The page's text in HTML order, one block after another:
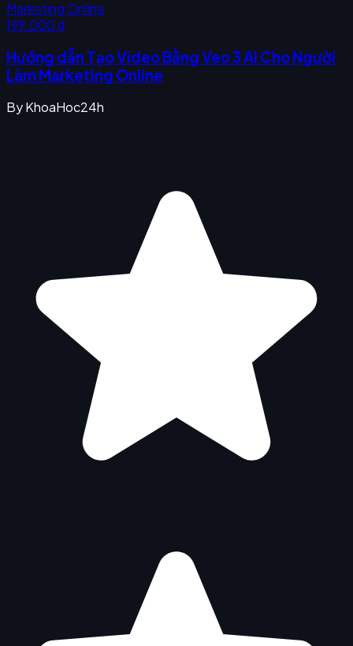
199.000 ₫
Hướng dẫn Tạo Video Bằng Veo 3 AI Cho Người
Làm Marketing Online
ByKhoaHoc24h